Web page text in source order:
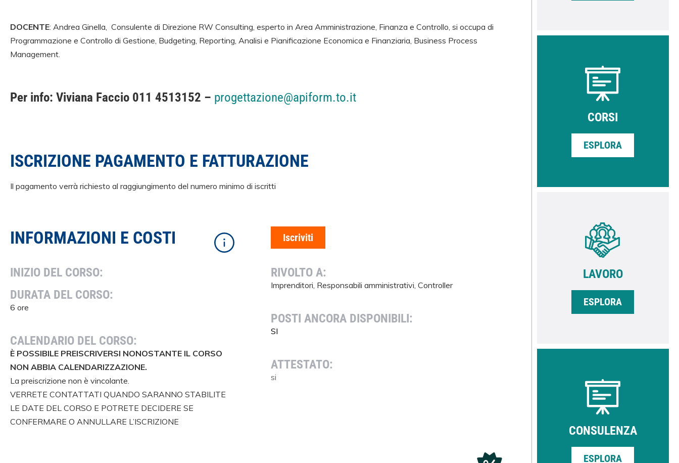
DOCENTE: Andrea Ginella, Consulente di Direzione RW Consulting, esperto in Area Amministrazione, Finanza e Controllo, si occupa di
Programmazione e Controllo di Gestione, Budgeting, Reporting, Analisi e Pianificazione Economica e Finanziaria, Business Process
Management.
Per info: Viviana Faccio 011 4513152 – progettazione@apiform.to.it
ISCRIZIONE PAGAMENTO E FATTURAZIONE
Il pagamento verrà richiesto al raggiungimento del numero minimo di iscritti
INFORMAZIONI E COSTI Iscriviti
INIZIO DEL CORSO:
DURATA DEL CORSO:
6 ore
CALENDARIO DEL CORSO:
È POSSIBILE PREISCRIVERSI NONOSTANTE IL CORSO
NON ABBIA CALENDARIZZAZIONE.
La preiscrizione non è vincolante.
VERRETE CONTATTATI QUANDO SARANNO STABILITE
LE DATE DEL CORSO E POTRETE DECIDERE SE
CONFERMARE O ANNULLARE L’ISCRIZIONE
RIVOLTO A:
Imprenditori, Responsabili amministrativi, Controller
POSTI ANCORA DISPONIBILI:
SI
ATTESTATO:
si
CORSI
ESPLORA
LAVORO
ESPLORA
CONSULENZA
ESPLORA